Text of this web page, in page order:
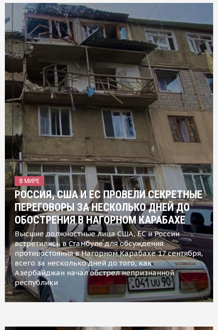
В МИРЕ
РОССИЯ, США И ЕС ПРОВЕЛИ СЕКРЕТНЫЕ
ПЕРЕГОВОРЫ ЗА НЕСКОЛЬКО ДНЕЙ ДО
ОБОСТРЕНИЯ В НАГОРНОМ КАРАБАХЕ
Высшие должностные лица США, ЕС и России
встретились в Стамбуле для обсуждения
противостояния в Нагорном Карабахе 17 сентября,
всего за несколько дней до того, как
Азербайджан начал обстрел непризнанной
республики